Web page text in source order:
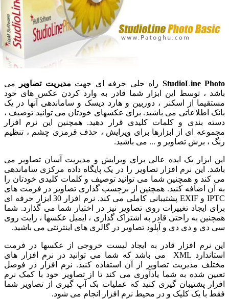
StudioLineراه حلی حرفه ای جهتمدیریت تصاویرمی
، توسط این ابزار شما قادر به وارد کردن عکس های خود
از اسکنر ، دوربین و هارد دیسک و ساماندهی آنها در یک
اطلاعاتی می باشید. برای عکسهای خودتان می توانید توصیف ،
بندی و کلمات کلیدی قرار دهید. همچنین این نرم افزار
ای از ابزارها برای ویرایش ، حذف قرمزی چشم ، تنظیم
برش تصاویر و ... می باشید.
یک ایده عالی برای ویرایش و مدیریت آسان تصاویر می
این نرم افزار تصاویر را در یک پایگاه داده مرکزی ساماندهی
و همچنین شما می توانید توصیف و کلمات کلیدی خودتان را
اضافه کنید. همچنین از برچسب گذاری تصاویر در فرمت های
IPTC و EXIF پشتیبانی کاملی می کند. نرم افزار 30 ابزار حرفه ای
ایجاد تغییرات روی تصاویر نیز در اختیار شما می گذارد. شما
به راحتی قادر به اشتراک گذاری ، ایمیل عکسها ، رایت روی
و دی دی و آپلود تصاویر در گالری های اینترنتی می باشید.
نرم افزار قادر به ایجاد لیست خروجی از عکسها در فرمت
استاندارد XML می باشد که شما می توانید در نرم افزار های
مدیریت تصاویر از آن استفاده کنید. نرم افزار در فوصل
شده به شما یادآوری می کند تا از تصاویر خود با کمک نرم
پشتیبان گیری کنید که عملیات بک آپ گیری از تصاویر شما
یک کلیک و در محیط نرم افزار انجام می شود.